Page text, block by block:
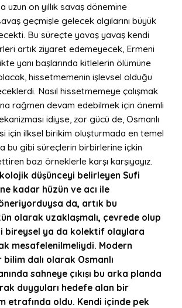
uzun on yıllık savaş dönemine
geçmişle gelecek algılarını büyük
Bu süreçte yavaş yavaş kendi
artık ziyaret edemeyecek, Ermeni
yanı başlarında kitlelerin ölümüne
hissetmemenin işlevsel olduğu
Nasıl hissetmemeye çalışmak
rağmen devam edebilmek için önemli
idiyse, zor gücü de, Osmanlı
için ilksel birikim oluşturmada en temel
bu gibi süreçlerin birbirlerine içkin
bazı örneklerle karşı karşıyayız.
düşünceyi belirleyen Sufi
kadar hüzün ve acı ile
da, artık bu
olarak uzaklaşmalı, çevrede olup
bireysel ya da kolektif olaylara
mesafelenilmeliydi. Modern
dalı olarak Osmanlı
sahneye çıkışı bu arka planda
duyguları hedefe alan bir
etrafında oldu. Kendi içinde pek